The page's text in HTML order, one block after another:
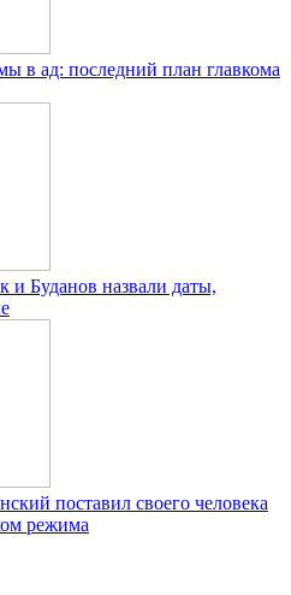
в ад: последний план главкома
и Буданов назвали даты,
поставил своего человека
режима